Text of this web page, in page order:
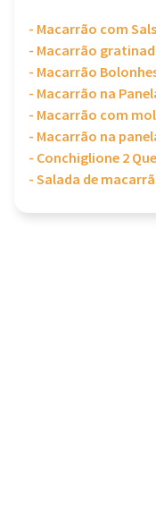
- Macarrão com
- Macarrão
- Macarrão
- Macarrão na
- Macarrão com
- Macarrão na
- Conchiglione 2
- Salada de